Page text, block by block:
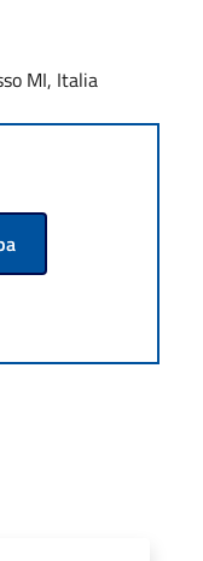
MI, Italia